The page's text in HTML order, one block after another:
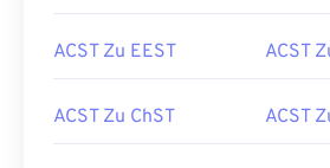
ACST Zu EEST ACST
ACST Zu ChST ACST